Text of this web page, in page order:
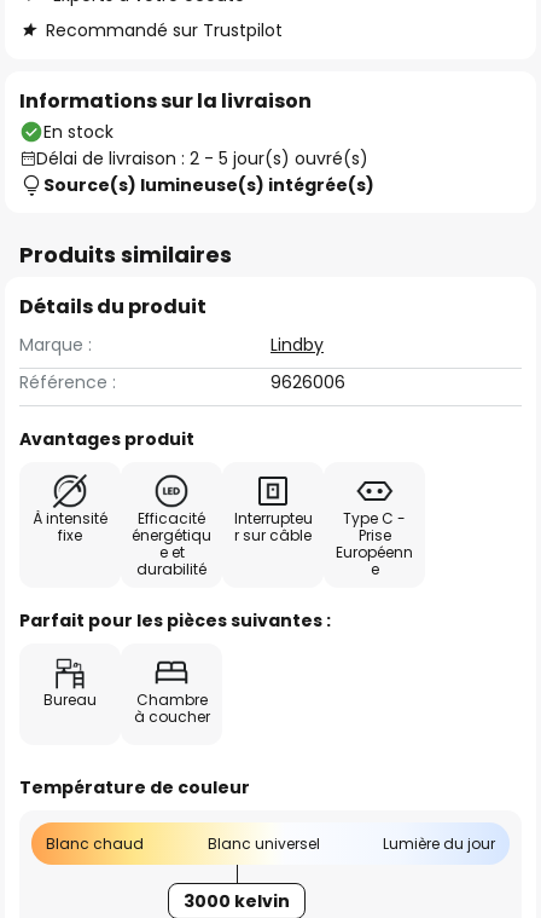
Recommandé sur Trustpilot
Informations sur la livraison
En stock
Délai de livraison : 2 - 5 jour(s) ouvré(s)
Source(s) lumineuse(s) intégrée(s)
Produits similaires
Détails du produit
Marque :
Lindby
Référence :
9626006
Avantages produit
À intensité
fixe
Efficacité
énergétiqu
e et
durabilité
Interrupteu
r sur câble
Type C -
Prise
Européenn
e
Parfait pour les pièces suivantes :
Bureau
Chambre
à coucher
Température de couleur
Blanc chaud Blanc universel Lumière du jour
3000 kelvin